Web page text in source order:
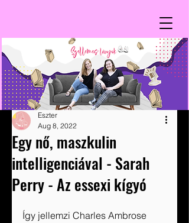
Egy nő, maszkulin
intelligenciával - Sarah
Perry - Az essexi kígyó
Eszter
Aug 8, 2022
Így jellemzi Charles Ambrose